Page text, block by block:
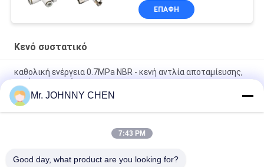
ΕΠΑΦΉ
Κενό συστατικό
καθολική ενέργεια 0.7MPa NBR - κενή αντλία αποταμίευσης,
κενό συστατικό
Κενή πίεση παροχής αέρα συστατικών 220L/M μικροσκοπική
κενών αντλιών μέγιστη 7bar
8mm - 125mm PU/κενό κενό τμήμα μαξιλαριών πυριτίου
Mr. JOHNNY CHEN
7:43 PM
Good day, what product are you looking for?